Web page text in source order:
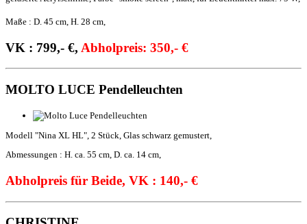
Maße : D. 45 cm, H. 28 cm,
VK : 799,- €, Abholpreis: 350,- €
MOLTO LUCE Pendelleuchten
Modell "Nina XL HL", 2 Stück, Glas schwarz gemustert,
Abmessungen : H. ca. 55 cm, D. ca. 14 cm,
Abholpreis für Beide, VK : 140,- €